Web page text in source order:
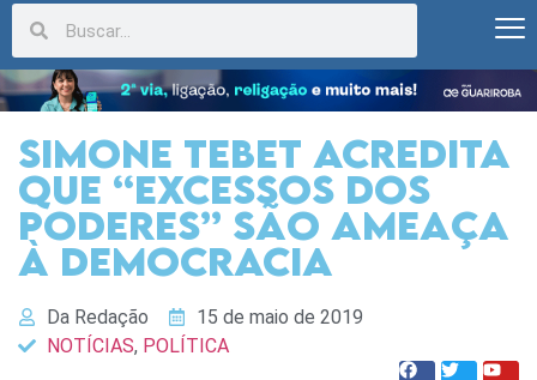
Simone Tebet acredita
que “excessos dos
poderes” são ameaça
à democracia
Da Redação
15 de maio de 2019
NOTÍCIAS, POLÍTICA